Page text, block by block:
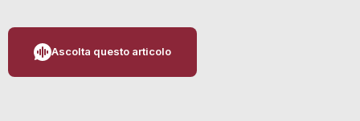
Ascolta questo articolo